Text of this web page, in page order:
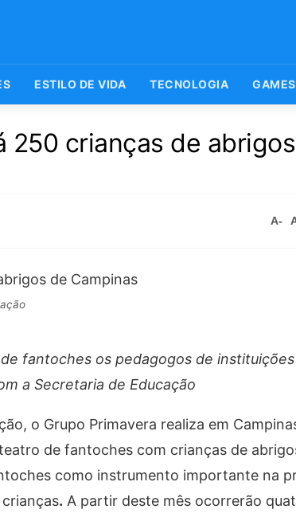
ESTILO DE VIDA TECNOLOGIA GAMES
crianças de
A-
fantoches os pedagogos de
a Secretaria de Educação
o Grupo Primavera realiza em
de fantoches com crianças de
como instrumento importante na
. A partir deste mês ocorrerão